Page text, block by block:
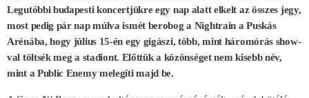
Legutóbbi budapesti koncertjükre egy nap alatt elkelt az összes jegy,
most pedig pár nap múlva ismét berobog a Nightrain a Puskás
Arénába, hogy július 15-én egy gigászi, több, mint háromórás show-
val töltsék meg a stadiont. Előttük a közönséget nem kisebb név,
mint a Public Enemy melegíti majd be.